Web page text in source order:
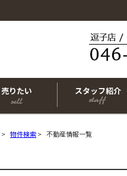
売りたい スタッフ紹介
> 物件検索> 不動産情報一覧